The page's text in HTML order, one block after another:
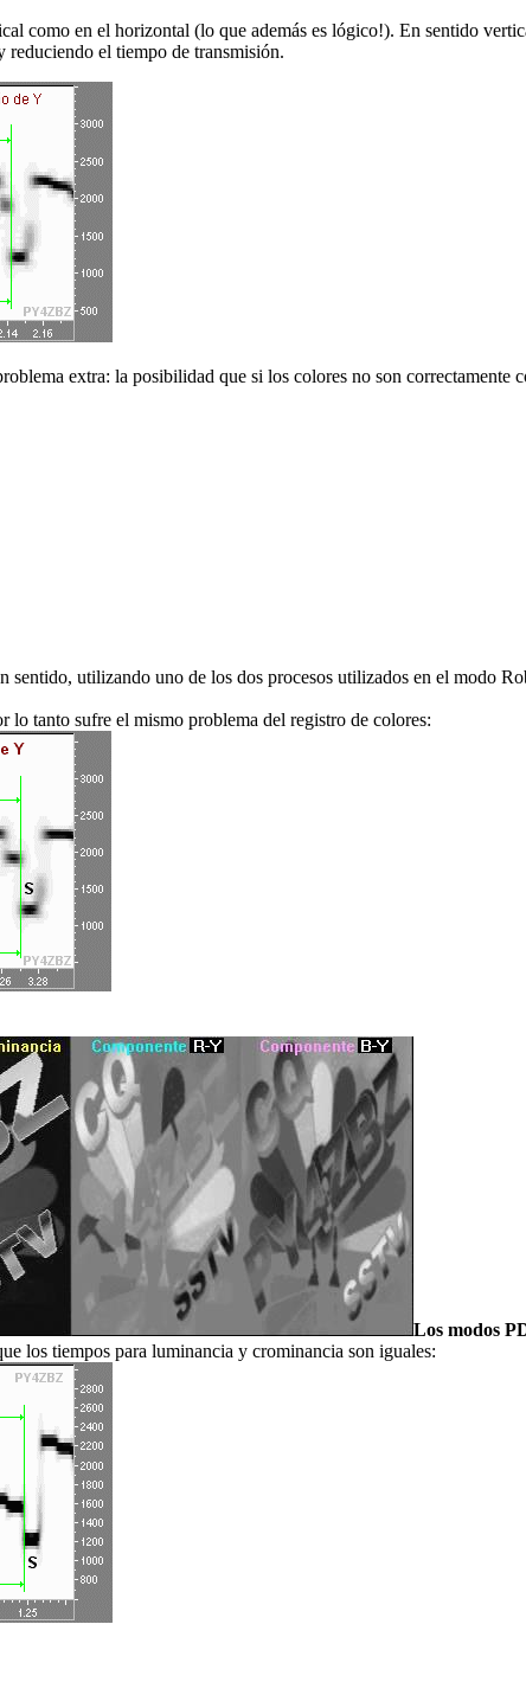
como en el horizontal (lo que además es lógico!). En sentido
reduciendo el tiempo de transmisión.
extra: la posibilidad que si los colores no son
utilizando uno de los dos procesos utilizados en el modo
tanto sufre el mismo problema del registro de colores:
Los modos
los tiempos para luminancia y crominancia son iguales: